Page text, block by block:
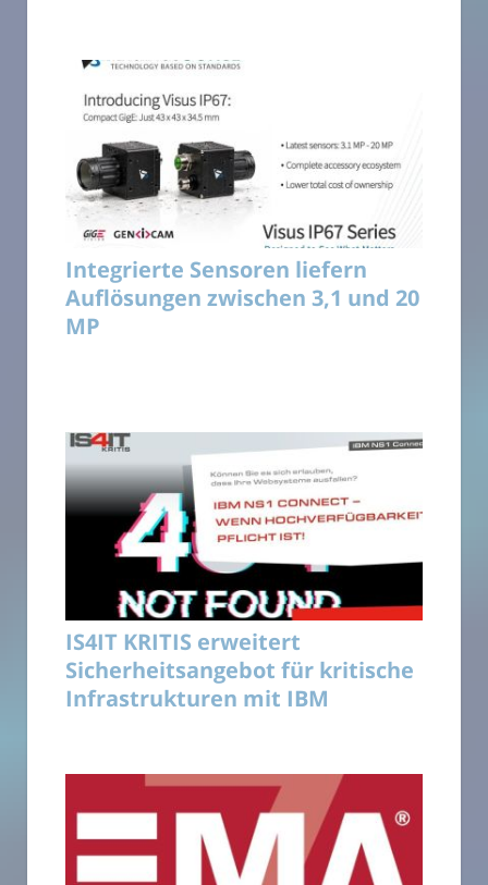
Integrierte Sensoren liefern
Auflösungen zwischen 3,1 und 20
MP
IS4IT KRITIS erweitert
Sicherheitsangebot für kritische
Infrastrukturen mit IBM